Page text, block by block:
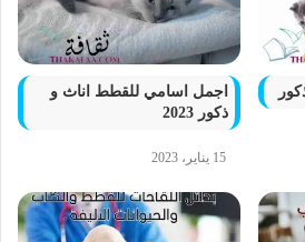
اجمل اسامي للقطط اناث و
ذكور 2023
15 يناير، 2023